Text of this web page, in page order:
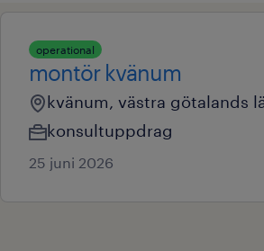
operational
montör kvänum
kvänum, västra götalands
konsultuppdrag
25 juni 2026